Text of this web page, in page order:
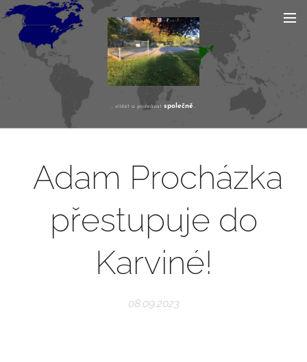
... vítězit a prohrávatspolečně...
Adam Procházka
přestupuje do
Karviné!
08.09.2023